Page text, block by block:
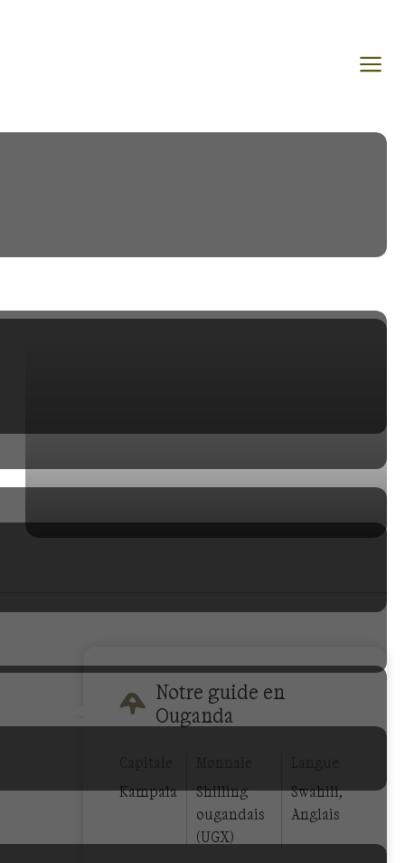
Notre guide en
Ouganda
Capitale
Kampala
Monnaie
Shilling
ougandais
(UGX)
Langue
Swahili,
Anglais